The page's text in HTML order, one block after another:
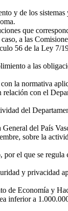
y de los
que
a las
56 de la Ley 7/
a las
la normativa
con el
del
del País
sobre la
el que se
y privacidad
de Economía y
inferior a